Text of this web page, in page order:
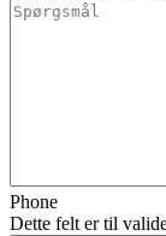
Phone
Dette felt er til